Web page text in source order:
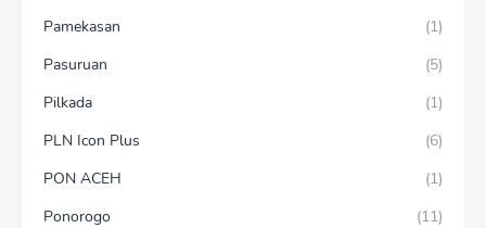
Pamekasan
(1)
Pasuruan
(5)
Pilkada
(1)
PLN Icon Plus
(6)
PON ACEH
(1)
Ponorogo
(11)